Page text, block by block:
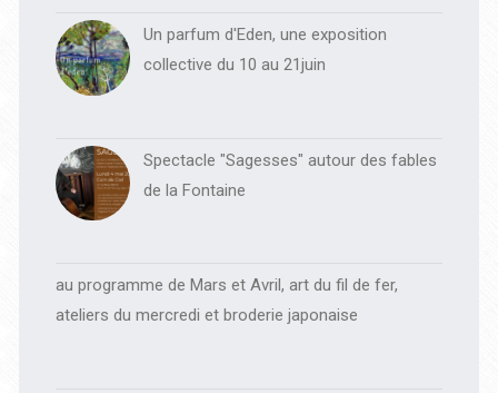
Un parfum d'Eden, une exposition
collective du 10 au 21juin
Spectacle "Sagesses" autour des fables
de la Fontaine
au programme de Mars et Avril, art du fil de fer,
ateliers du mercredi et broderie japonaise